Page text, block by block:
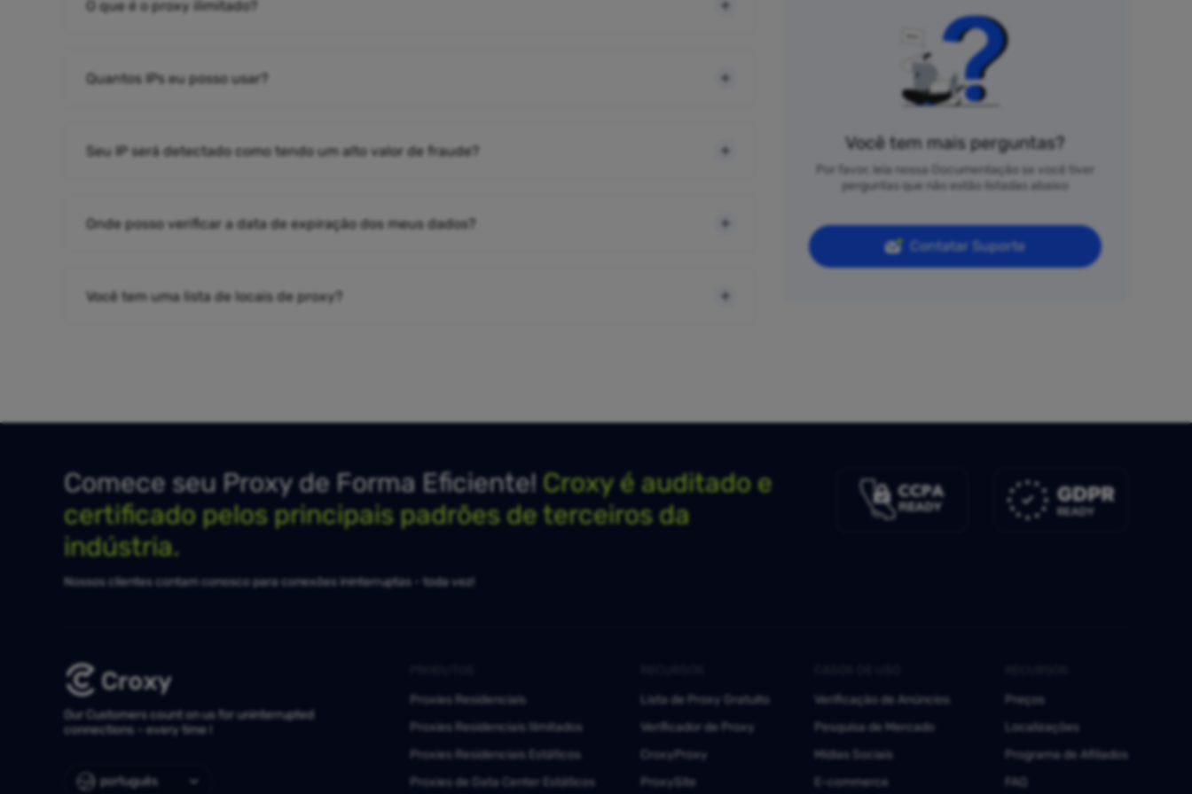
O que é o proxy ilimitado?
Quantos IPs eu posso usar?
Seu IP será detectado como tendo um alto valor de fraude?
Onde posso verificar a data de expiração dos meus dados?
Você tem uma lista de locais de proxy?
Você tem mais perguntas?
Por favor, leia nossa Documentação se você tiver
perguntas que não estão listadas abaixo
Contatar Suporte
Comece seu Proxy de Forma Eficiente! Croxy é auditado e
certificado pelos principais padrões de terceiros da
indústria.
Nossos clientes contam conosco para conexões ininterruptas - toda vez!
Our Customers count on us for uninterrupted
connections – every time !
português
Proxies Residenciais
Proxies Residenciais Ilimitados
Proxies Residenciais Estáticos
Proxies de Data Center Estáticos
Lista de Proxy Gratuito
Verificador de Proxy
CroxyProxy
ProxySite
Verificação de Anúncios
Pesquisa de Mercado
Mídias Sociais
E-commerce
Preços
Localizações
Programa de Afiliados
FAQ